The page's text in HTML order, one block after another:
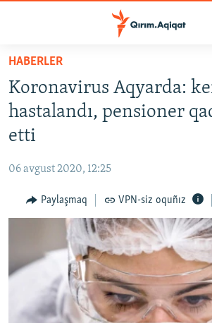
Esas
qaytmaq
Baş
navigatsiyağa
qaytmaq
Qıdıruvğa
qaytmaq
SİYASET
İQTİSADİYAT
MEDENİYET
İNSAN AQLARI
SÜRET
BLOGLAR
FİKİR
HABERLER
Koronavirus Aqyarda:
hastalandı, pensioner
etti
06 avgust 2020, 12:25
Paylaşmaq VPN-siz oquñız